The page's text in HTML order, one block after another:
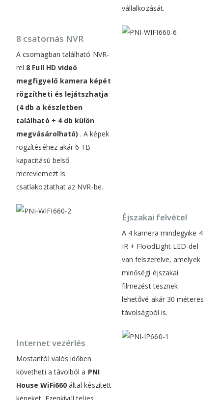
vállalkozását.
8 csatornás NVR
A csomagban található NVR-
rel 8 Full HD videó
megfigyelő kamera képét
rögzítheti és lejátszhatja
(4 db a készletben
található + 4 db külön
megvásárolható) . A képek
rögzítéséhez akár 6 TB
kapacitású belső
merevlemezt is
csatlakoztathat az NVR-be.
Éjszakai felvétel
A 4 kamera mindegyike 4
IR + FloodLight LED-del
van felszerelve, amelyek
minőségi éjszakai
filmezést tesznek
lehetővé akár 30 méteres
távolságból is.
Internet vezérlés
Mostantól valós időben
követheti a távolból a PNI
House WiFi660által készített
képeket. Ezenkívül teljes